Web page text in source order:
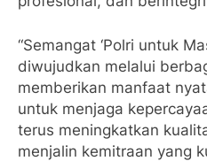
“Semangat ‘Polri untuk
diwujudkan melalui
memberikan manfaat
untuk menjaga
terus meningkatkan
menjalin kemitraan yang